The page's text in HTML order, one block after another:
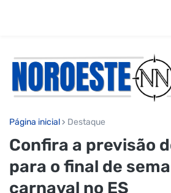
Página inicial Destaque
Confira a previsão
para o final de
carnaval no ES